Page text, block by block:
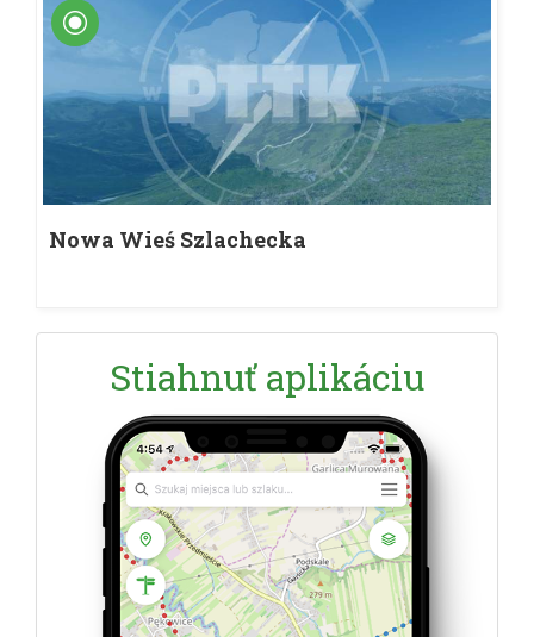
Nowa Wieś Szlachecka
Stiahnuť aplikáciu